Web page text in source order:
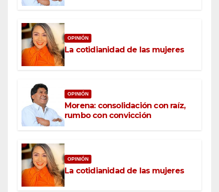
OPINIÓN
La cotidianidad de las mujeres
OPINIÓN
Morena: consolidación con raíz,
rumbo con convicción
OPINIÓN
La cotidianidad de las mujeres